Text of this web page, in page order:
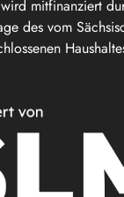
mitfinanziert
des vom